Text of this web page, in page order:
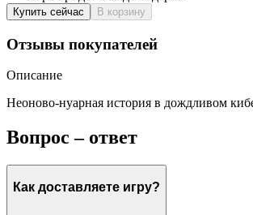
Купить сейчас В корзину
Отзывы покупателей
Описание
Неоново-нуарная история в дождливом
Вопрос – ответ
Как доставляете игру?